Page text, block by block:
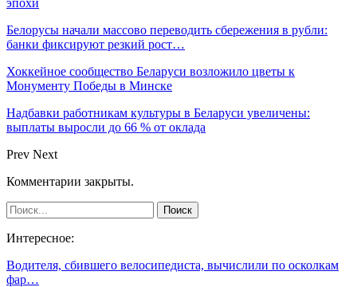
Белорусы начали массово переводить сбережения в рубли:
банки фиксируют резкий рост…
Хоккейное сообщество Беларуси возложило цветы к
Монументу Победы в Минске
Надбавки работникам культуры в Беларуси увеличены:
выплаты выросли до 66 % от оклада
Prev Next
Комментарии закрыты.
Интересное:
Водителя, сбившего велосипедиста, вычислили по осколкам
фар…